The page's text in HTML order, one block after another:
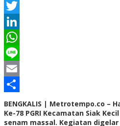
Facebook
Twitter
LinkedIn
WhatsApp
Line
Email
Share
BENGKALIS | Metrotempo.co –
Ke-78 PGRI Kecamatan Siak
senam massal. Kegiatan digelar